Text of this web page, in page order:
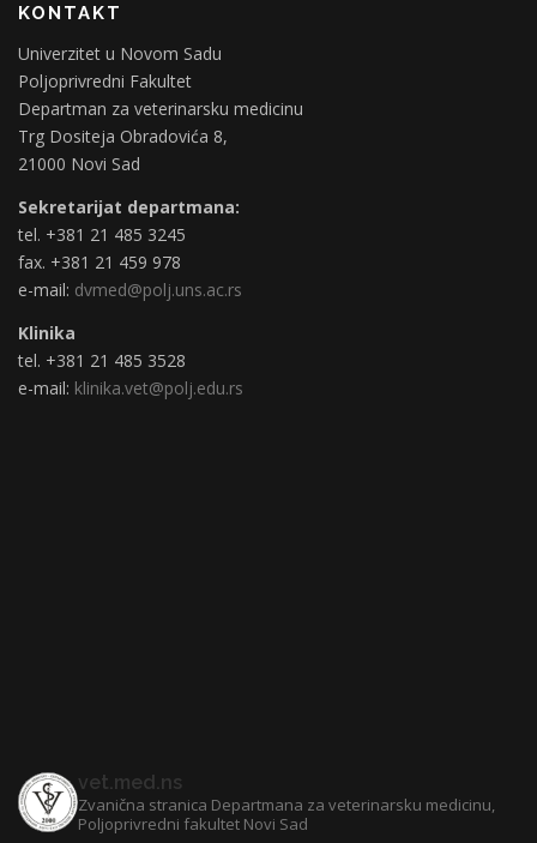
KONTAKT
Univerzitet u Novom Sadu
Poljoprivredni Fakultet
Departman za veterinarsku medicinu
Trg Dositeja Obradovića 8,
21000 Novi Sad
Sekretarijat departmana:
tel. +381 21 485 3245
fax. +381 21 459 978
e-mail: dvmed@polj.uns.ac.rs
Klinika
tel. +381 21 485 3528
e-mail: klinika.vet@polj.edu.rs
vet.med.ns
Zvanična stranica Departmana za veterinarsku medicinu,
Poljoprivredni fakultet Novi Sad